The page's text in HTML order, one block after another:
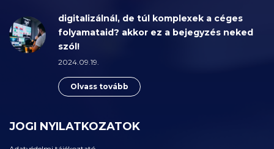
digitalizálnál, de túl komplexek a céges
folyamataid? akkor ez a bejegyzés neked
szól!
2024.09.19.
Olvass tovább
JOGI NYILATKOZATOK